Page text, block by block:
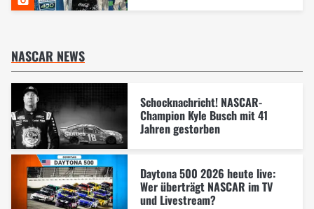
NASCAR NEWS
Schocknachricht! NASCAR-
Champion Kyle Busch mit 41
Jahren gestorben
Daytona 500 2026 heute live:
Wer überträgt NASCAR im TV
und Livestream?